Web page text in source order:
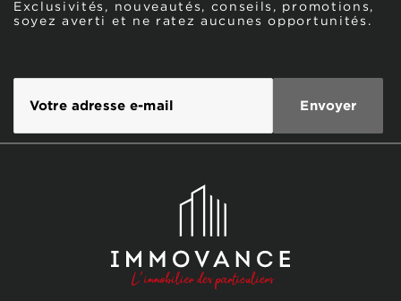
Exclusivités, nouveautés, conseils, promotions,
soyez averti et ne ratez aucunes opportunités.